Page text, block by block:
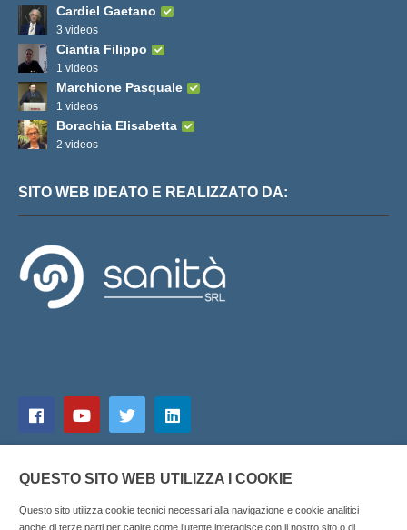
Cardiel Gaetano
3 videos
Ciantia Filippo
1 videos
Marchione Pasquale
1 videos
Borachia Elisabetta
2 videos
SITO WEB IDEATO E REALIZZATO DA:
QUESTO SITO WEB UTILIZZA I COOKIE
Questo sito utilizza cookie tecnici necessari alla navigazione e cookie analitici
anche di terze parti per capire come l’utente interagisce con il nostro sito o di